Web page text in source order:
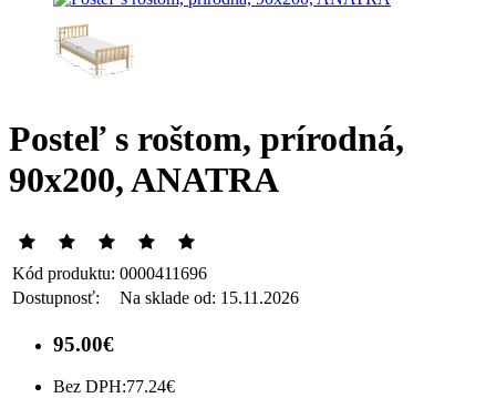
Posteľ s roštom, prírodná,
90x200, ANATRA
Kód produktu: 0000411696
Dostupnosť:
Na sklade od: 15.11.2026
95.00€
Bez DPH:77.24€